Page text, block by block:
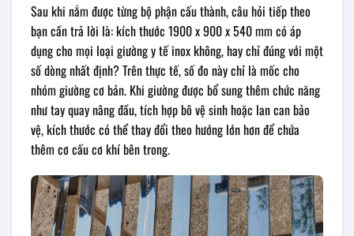
Sau khi nắm được từng bộ phận cấu thành, câu hỏi tiếp theo
bạn cần trả lời là: kích thước 1900 x 900 x 540 mm có áp
dụng cho mọi loại giường y tế inox không, hay chỉ đúng với một
số dòng nhất định? Trên thực tế, số đo này chỉ là mốc cho
nhóm giường cơ bản. Khi giường được bổ sung thêm chức năng
như tay quay nâng đầu, tích hợp bô vệ sinh hoặc lan can bảo
vệ, kích thước có thể thay đổi theo hướng lớn hơn để chứa
thêm cơ cấu cơ khí bên trong.